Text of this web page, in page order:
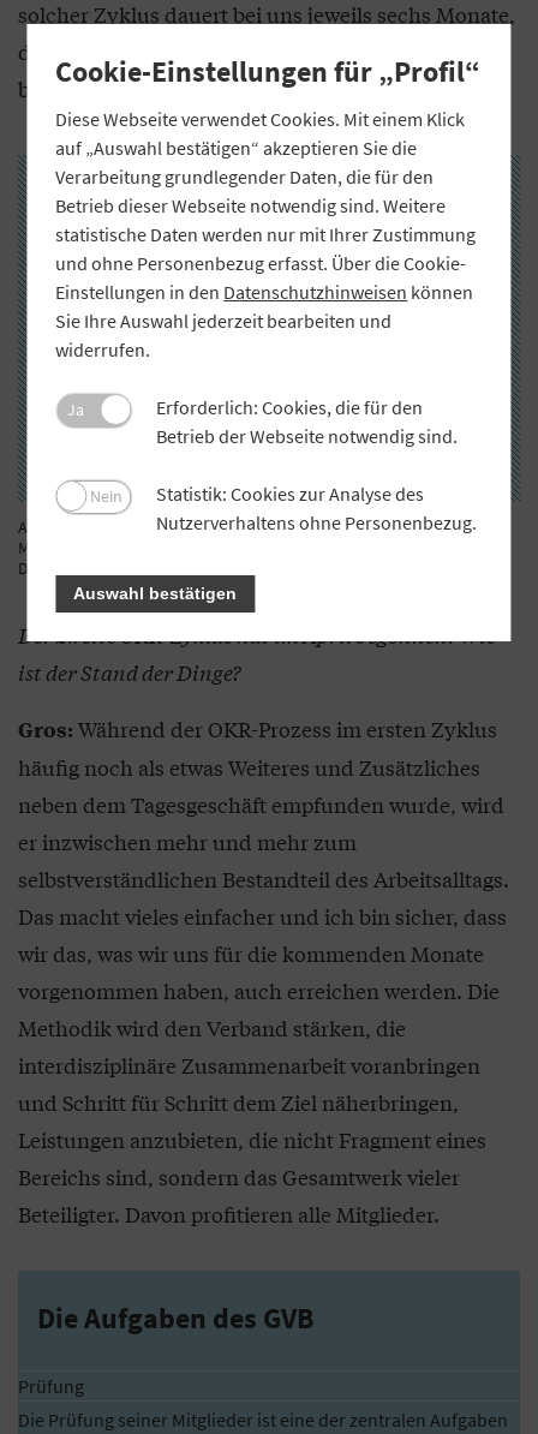
solcher Zyklus dauert bei uns jeweils sechs Monate,
dann werden die OKRs neu definiert
beziehungsweise weiterentwickelt.
Anleihen bei der Software-Industrie: Der GVB entwickelt für seine
Mitglieder Prototypen, um zu testen, wie hoch der Bedarf für neue
Dienstleistungen oder Produkte ist.
Der zweite OKR-Zyklus hat im April begonnen. Wie
ist der Stand der Dinge?
Gros: Während der OKR-Prozess im ersten Zyklus
häufig noch als etwas Weiteres und Zusätzliches
neben dem Tagesgeschäft empfunden wurde, wird
er inzwischen mehr und mehr zum
selbstverständlichen Bestandteil des Arbeitsalltags.
Das macht vieles einfacher und ich bin sicher, dass
wir das, was wir uns für die kommenden Monate
vorgenommen haben, auch erreichen werden. Die
Methodik wird den Verband stärken, die
interdisziplinäre Zusammenarbeit voranbringen
und Schritt für Schritt dem Ziel näherbringen,
Leistungen anzubieten, die nicht Fragment eines
Bereichs sind, sondern das Gesamtwerk vieler
Beteiligter. Davon profitieren alle Mitglieder.
Die Aufgaben des GVB
Prüfung
Die Prüfung seiner Mitglieder ist eine der zentralen Aufgaben
Cookie-Einstellungen für „Profil“
Diese Webseite verwendet Cookies. Mit einem Klick
auf „Auswahl bestätigen“ akzeptieren Sie die
Verarbeitung grundlegender Daten, die für den
Betrieb dieser Webseite notwendig sind. Weitere
statistische Daten werden nur mit Ihrer Zustimmung
und ohne Personenbezug erfasst. Über die Cookie-
Einstellungen in den Datenschutzhinweisen können
Sie Ihre Auswahl jederzeit bearbeiten und
widerrufen.
Ja
Erforderlich: Cookies, die für den
Betrieb der Webseite notwendig sind.
Nein
Statistik: Cookies zur Analyse des
Nutzerverhaltens ohne Personenbezug.
Auswahl bestätigen